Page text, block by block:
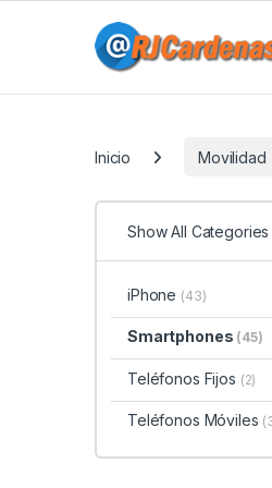
Inicio Movilidad
Show All Categories
iPhone (43)
Smartphones (45)
Teléfonos Fijos (2)
Teléfonos Móviles